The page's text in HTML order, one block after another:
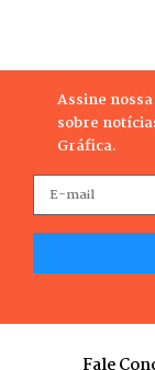
Assine
sobre
Gráfica.